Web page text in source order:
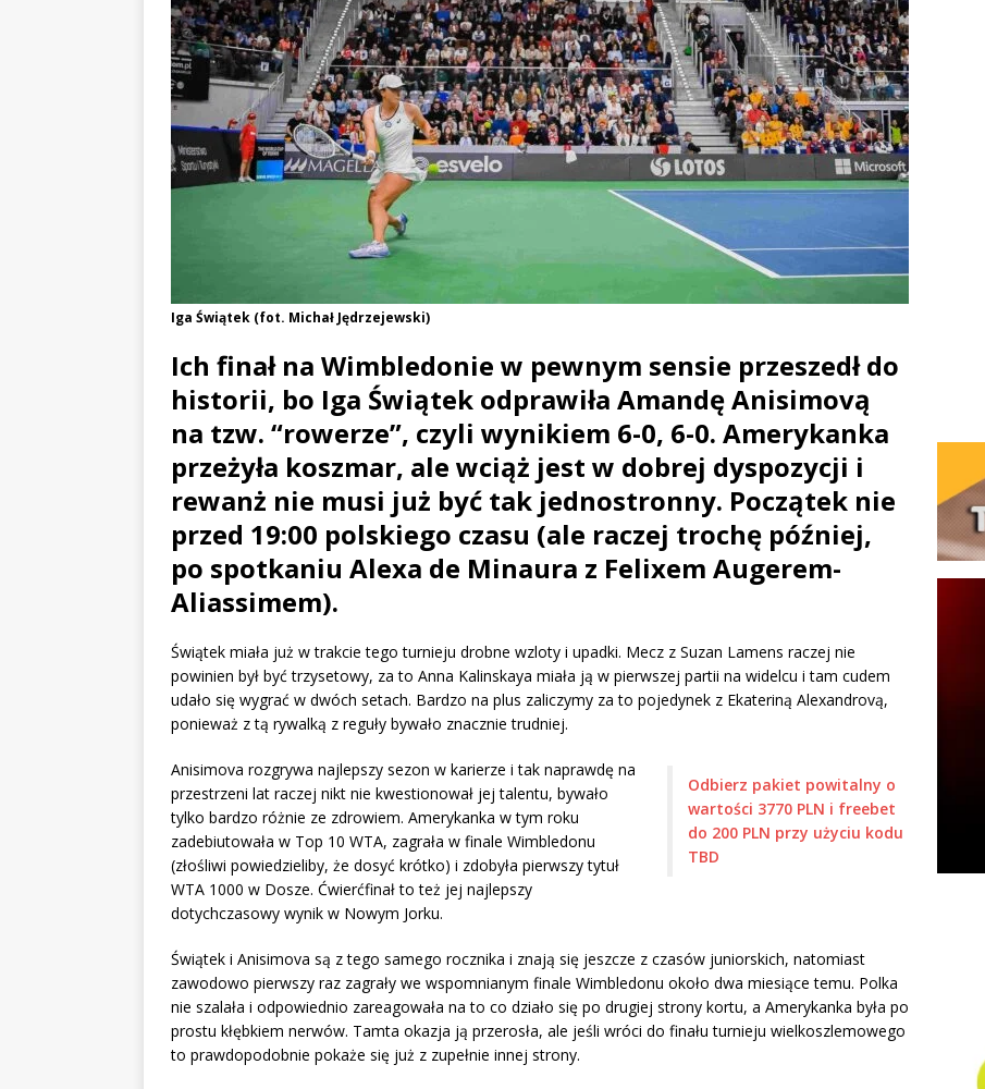
Iga Świątek (fot. Michał Jędrzejewski)
Ich finał na Wimbledonie w pewnym sensie przeszedł do
historii, bo Iga Świątek odprawiła Amandę Anisimovą
na tzw. “rowerze”, czyli wynikiem 6-0, 6-0. Amerykanka
przeżyła koszmar, ale wciąż jest w dobrej dyspozycji i
rewanż nie musi już być tak jednostronny. Początek nie
przed 19:00 polskiego czasu (ale raczej trochę później,
po spotkaniu Alexa de Minaura z Felixem Augerem-
Aliassimem).
Świątek miała już w trakcie tego turnieju drobne wzloty i upadki. Mecz z Suzan Lamens raczej nie
powinien był być trzysetowy, za to Anna Kalinskaya miała ją w pierwszej partii na widelcu i tam cudem
udało się wygrać w dwóch setach. Bardzo na plus zaliczymy za to pojedynek z Ekateriną Alexandrovą,
ponieważ z tą rywalką z reguły bywało znacznie trudniej.
Odbierz pakiet powitalny o
wartości 3770 PLN i freebet
do 200 PLN przy użyciu kodu
TBD
Anisimova rozgrywa najlepszy sezon w karierze i tak naprawdę na
przestrzeni lat raczej nikt nie kwestionował jej talentu, bywało
tylko bardzo różnie ze zdrowiem. Amerykanka w tym roku
zadebiutowała w Top 10 WTA, zagrała w finale Wimbledonu
(złośliwi powiedzieliby, że dosyć krótko) i zdobyła pierwszy tytuł
WTA 1000 w Dosze. Ćwierćfinał to też jej najlepszy
dotychczasowy wynik w Nowym Jorku.
Świątek i Anisimova są z tego samego rocznika i znają się jeszcze z czasów juniorskich, natomiast
zawodowo pierwszy raz zagrały we wspomnianym finale Wimbledonu około dwa miesiące temu. Polka
nie szalała i odpowiednio zareagowała na to co działo się po drugiej strony kortu, a Amerykanka była po
prostu kłębkiem nerwów. Tamta okazja ją przerosła, ale jeśli wróci do finału turnieju wielkoszlemowego
to prawdopodobnie pokaże się już z zupełnie innej strony.